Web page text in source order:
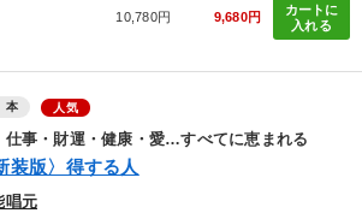
和田秀樹の「老いない力」＋健康な社長と
話
10,780円 9,680円
カートに
入れる
本 人気
仕事・財運・健康・愛…すべてに恵まれる
装版〉得する人
唱元